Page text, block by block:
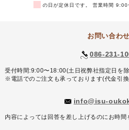
の日が定休日です。 営業時間
お問い合わせ
086-231-
受付時間:9:00〜18:00(土日祝弊社指定日を
※電話でのご注文も承っております(代金引
info@isu-
内容によっては回答を差し上げるのにお時間